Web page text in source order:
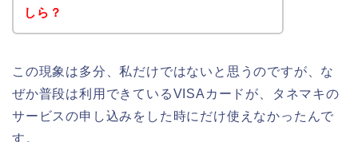
しら？
この現象は多分、私だけではないと思うのですが、な
ぜか普段は利用できているVISAカードが、タネマキの
サービスの申し込みをした時にだけ使えなかったんで
す。